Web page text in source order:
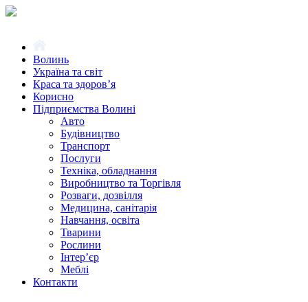
Волинь
Україна та світ
Краса та здоров’я
Корисно
Підприємства Волині
Авто
Будівництво
Транспорт
Послуги
Техніка, обладнання
Виробництво та Торгівля
Розваги, дозвілля
Медицина, санітарія
Навчання, освіта
Тварини
Рослини
Інтер’єр
Меблі
Контакти